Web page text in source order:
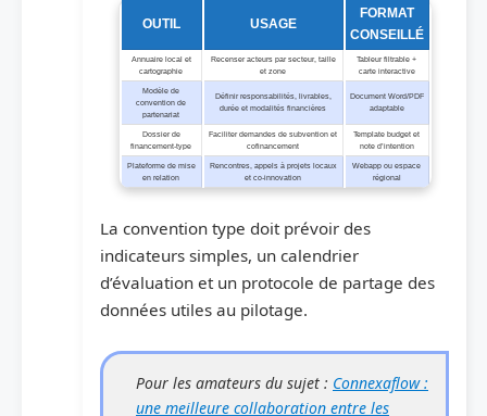
OUTIL USAGE
FORMAT
CONSEILLÉ
Annuaire local et
cartographie
Recenser acteurs par secteur, taille
et zone
Tableur filtrable +
carte interactive
Modèle de
convention de
partenariat
Définir responsabilités, livrables,
durée et modalités financières
Document Word/PDF
adaptable
Dossier de
financement-type
Faciliter demandes de subvention et
cofinancement
Template budget et
note d’intention
Plateforme de mise
en relation
Rencontres, appels à projets locaux
et co-innovation
Webapp ou espace
régional
La convention type doit prévoir des
indicateurs simples, un calendrier
d’évaluation et un protocole de partage des
données utiles au pilotage.
Pour les amateurs du sujet : Connexaflow :
une meilleure collaboration entre les